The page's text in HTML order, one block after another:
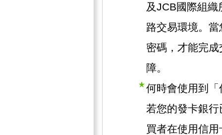
及JCB國際組
路交易環境。
密碼，才能完
障。
何時會使用到
若您的發卡銀
買者在使用信